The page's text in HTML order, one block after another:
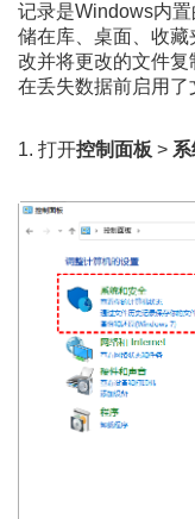
记录是Windows内
储在库、桌面、收
改并将更改的文件
在丢失数据前启用了
1. 打开控制面板 >